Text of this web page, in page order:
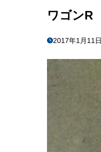
ワゴンR
2017年1月11日